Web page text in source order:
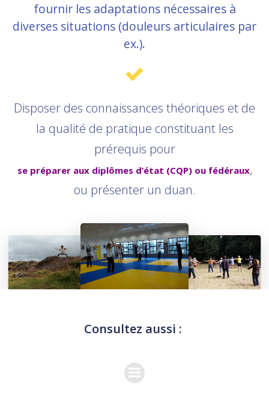
fournir les adaptations nécessaires à
diverses situations (douleurs articulaires par
ex.).
Disposer des connaissances théoriques et de
la qualité de pratique constituant les
prérequis pour
se préparer aux diplômes d’état (CQP) ou fédéraux,
ou présenter un duan.
Consultez aussi :